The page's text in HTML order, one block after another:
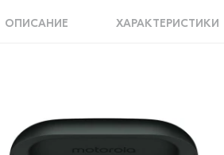
ОПИСАНИЕ ХАРАКТЕРИСТИКИ